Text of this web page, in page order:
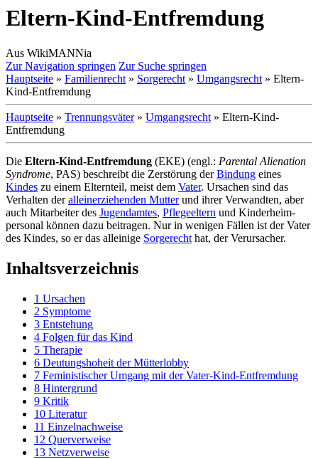
Eltern-Kind-Entfremdung
Aus WikiMANNia
Zur Navigation springen Zur Suche springen
Hauptseite » Familienrecht » Sorgerecht » Umgangsrecht » Eltern-
Kind-Entfremdung
Hauptseite » Trennungsväter» Umgangsrecht » Eltern-Kind-
Entfremdung
Die Eltern-Kind-Entfremdung (EKE) (engl.: Parental Alienation
Syndrome, PAS) beschreibt die Zerstörung derBindung eines
Kindes zu einem Elternteil, meist dem Vater. Ursachen sind das
Verhalten deralleinerziehenden Mutterund ihrer Verwandten, aber
auch Mitarbeiter des Jugendamtes, Pflegeeltern und Kinderheim­
personal können dazu beitragen. Nur in wenigen Fällen ist der Vater
des Kindes, so er das alleinige Sorgerecht hat, der Verursacher.
Inhaltsverzeichnis
1 Ursachen
2 Symptome
3 Entstehung
4 Folgen für das Kind
5 Therapie
6 Deutungshoheit der Mütterlobby
7 Feministischer Umgang mit der Vater-Kind-Entfremdung
8 Hintergrund
9 Kritik
10 Literatur
11 Einzelnachweise
12 Querverweise
13 Netzverweise